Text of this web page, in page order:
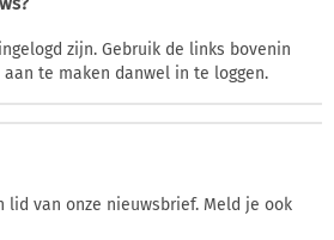
zijn. Gebruik de links bovenin
te maken danwel in te loggen.
lid van onze nieuwsbrief. Meld je ook